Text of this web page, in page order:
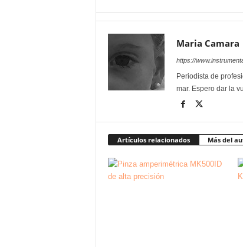
Maria Camara
https://
Periodista de
mar. Espero dar la
Artículos relacionados Más del